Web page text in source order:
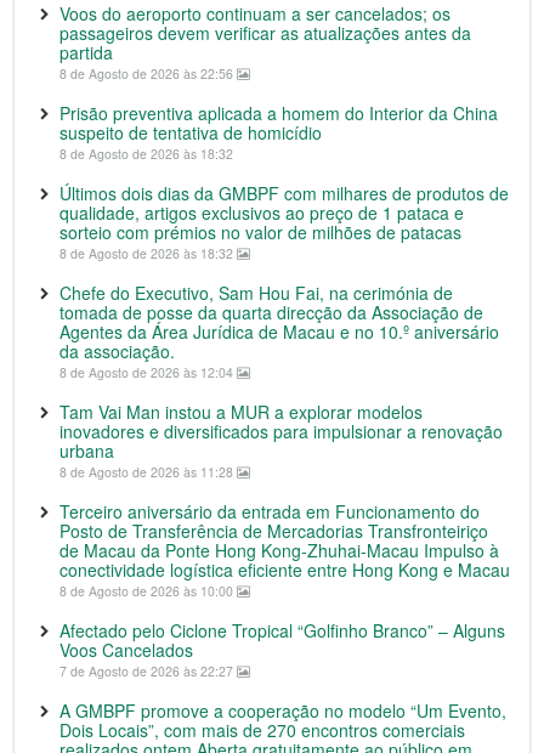
Voos do aeroporto continuam a ser cancelados; os
passageiros devem verificar as atualizações antes da
partida
8 de Agosto de 2026 às 22:56
Prisão preventiva aplicada a homem do Interior da China
suspeito de tentativa de homicídio
8 de Agosto de 2026 às 18:32
Últimos dois dias da GMBPF com milhares de produtos de
qualidade, artigos exclusivos ao preço de 1 pataca e
sorteio com prémios no valor de milhões de patacas
8 de Agosto de 2026 às 18:32
Chefe do Executivo, Sam Hou Fai, na cerimónia de
tomada de posse da quarta direcção da Associação de
Agentes da Área Jurídica de Macau e no 10.º aniversário
da associação.
8 de Agosto de 2026 às 12:04
Tam Vai Man instou a MUR a explorar modelos
inovadores e diversificados para impulsionar a renovação
urbana
8 de Agosto de 2026 às 11:28
Terceiro aniversário da entrada em Funcionamento do
Posto de Transferência de Mercadorias Transfronteiriço
de Macau da Ponte Hong Kong-Zhuhai-Macau Impulso à
conectividade logística eficiente entre Hong Kong e Macau
8 de Agosto de 2026 às 10:00
Afectado pelo Ciclone Tropical “Golfinho Branco” – Alguns
Voos Cancelados
7 de Agosto de 2026 às 22:27
A GMBPF promove a cooperação no modelo “Um Evento,
Dois Locais”, com mais de 270 encontros comerciais